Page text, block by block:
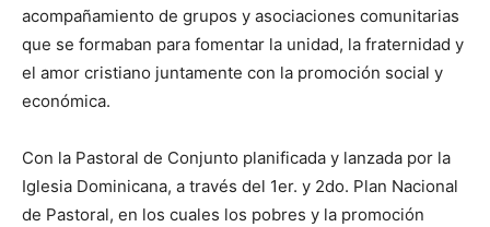
acompañamiento de grupos y asociaciones comunitarias
que se formaban para fomentar la unidad, la fraternidad y
el amor cristiano juntamente con la promoción social y
económica.
Con la Pastoral de Conjunto planificada y lanzada por la
Iglesia Dominicana, a través del 1er. y 2do. Plan Nacional
de Pastoral, en los cuales los pobres y la promoción